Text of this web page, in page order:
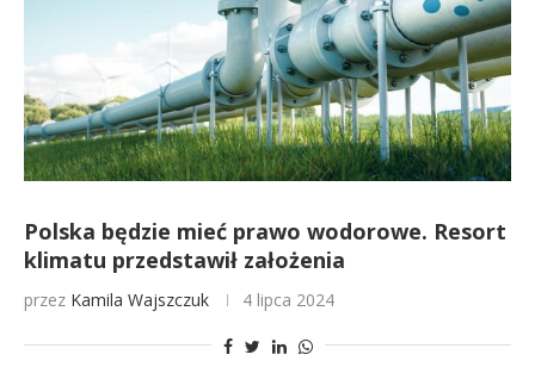
Polska będzie mieć prawo wodorowe. Resort
klimatu przedstawił założenia
przez Kamila Wajszczuk 4 lipca 2024